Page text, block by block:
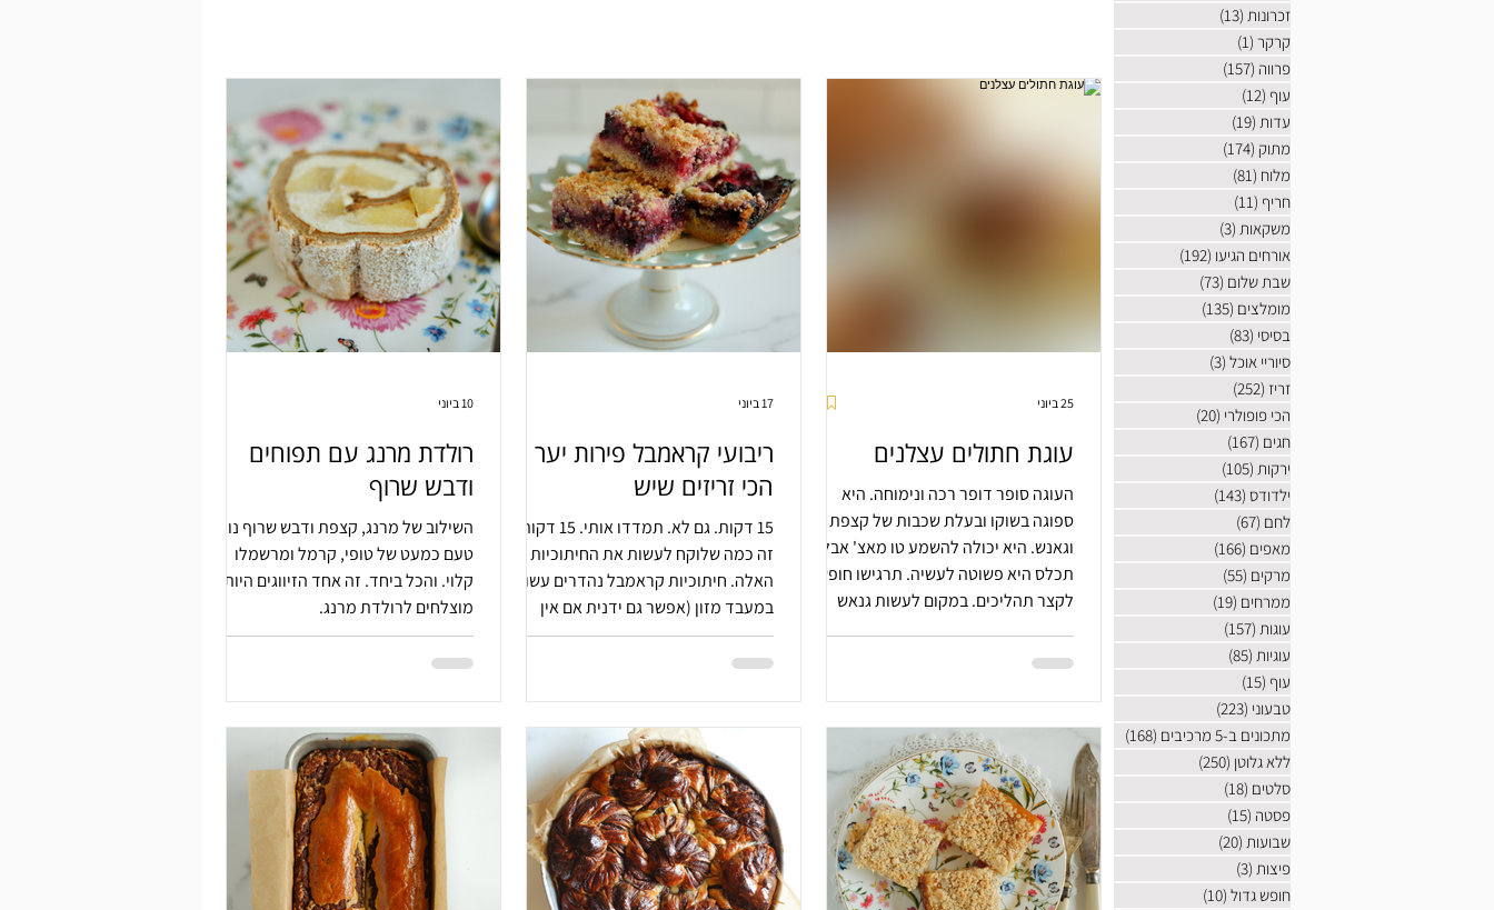
עוגת חתולים עצלנים
העוגה סופר דופר רכה ונימוחה. היא
ספוגה בשוקו ובעלת שכבות של קצפת
וגאנש. היא יכולה להשמע טו מאצ' אבל
תכלס היא פשוטה לעשיה. תרגישו חופשי
לקצר תהליכים. במקום לעשות גנאש
לבשל שוקו, קחו אחד קנוי מוכן. לא לחינם
25 ביוני
ריבועי קראמבל פירות יער
הכי זריזים שיש
15 דקות. גם לא. תמדדו אותי. 15 דקות.
זה כמה שלוקח לעשות את החיתוכיות
האלה. חיתוכיות קראמבל נהדרים עשויים
במעבד מזון (אפשר גם ידנית אם אין
אחד). כמה פולסים במעבד, אפיה קצרה
והריח שממלא את הבית עושה חצי
17 ביוני
רולדת מרנג עם תפוחים
ודבש שרוף
השילוב של מרנג, קצפת ודבש שרוף נותן
טעם כמעט של טופי, קרמל ומרשמלו
קלוי. והכל ביחד. זה אחד הזיווגים היותר
מוצלחים לרולדת מרנג.
10 ביוני
זכרונות (13)
קרקר (1)
פרווה (157)
עוף (12)
עדות (19)
מתוק (174)
מלוח (81)
חריף (11)
משקאות (3)
אורחים הגיעו (192)
שבת שלום (73)
מומלצים (135)
בסיסי (83)
סיוריי אוכל (3)
זריז (252)
הכי פופולרי (20)
חגים (167)
ירקות (105)
ילדודס (143)
לחם (67)
מאפים (166)
מרקים (55)
ממרחים (19)
עוגות (157)
עוגיות (85)
עוף (15)
טבעוני (223)
מתכונים ב-5 מרכיבים
(168)
ללא גלוטן (250)
סלטים (18)
פסטה (15)
שבועות (20)
פיצות (3)
חופש גדול (10)